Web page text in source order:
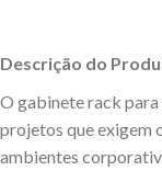
Descrição do
O gabinete rack para
projetos que exigem
ambientes